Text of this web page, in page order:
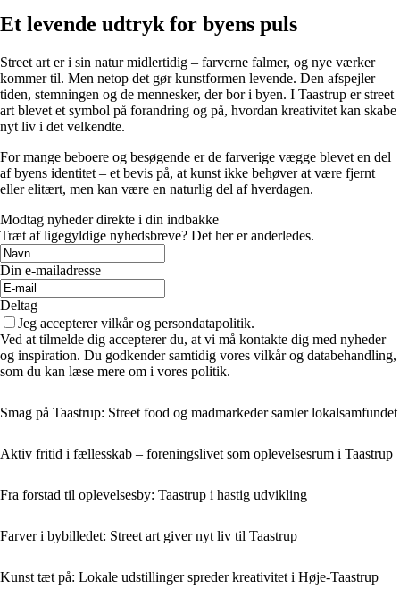
Et levende udtryk for byens puls
Street art er i sin natur midlertidig – farverne falmer, og nye værker
kommer til. Men netop det gør kunstformen levende. Den afspejler
tiden, stemningen og de mennesker, der bor i byen. I Taastrup er street
art blevet et symbol på forandring og på, hvordan kreativitet kan skabe
nyt liv i det velkendte.
For mange beboere og besøgende er de farverige vægge blevet en del
af byens identitet – et bevis på, at kunst ikke behøver at være fjernt
eller elitært, men kan være en naturlig del af hverdagen.
Modtag nyheder direkte i din indbakke
Træt af ligegyldige nyhedsbreve? Det her er anderledes.
Din e-mailadresse
Deltag
Jeg accepterer vilkår og persondatapolitik.
Ved at tilmelde dig accepterer du, at vi må kontakte dig med nyheder
og inspiration. Du godkender samtidig vores vilkår og databehandling,
som du kan læse mere om i vores politik.
Smag på Taastrup: Street food og madmarkeder samler lokalsamfundet
Aktiv fritid i fællesskab – foreningslivet som oplevelsesrum i Taastrup
Fra forstad til oplevelsesby: Taastrup i hastig udvikling
Farver i bybilledet: Street art giver nyt liv til Taastrup
Kunst tæt på: Lokale udstillinger spreder kreativitet i Høje-Taastrup